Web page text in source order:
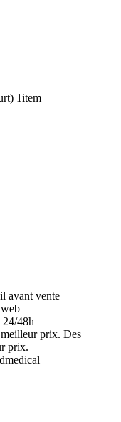
1item
avant vente
48h
Des
prix.